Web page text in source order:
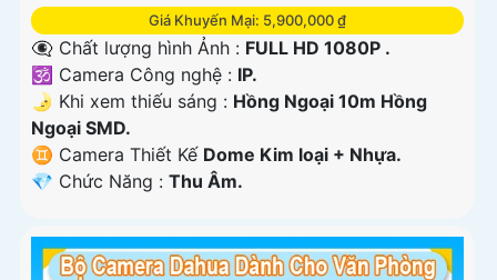
Giá Khuyến Mại: 5,900,000 ₫
👁️‍🗨 Chất lượng hình Ảnh : FULL HD 1080P .
🕉️ Camera Công nghệ : IP.
🌛 Khi xem thiếu sáng : Hồng Ngoại 10m Hồng
Ngoại SMD.
♊ Camera Thiết Kế Dome Kim loại + Nhựa.
️💎 Chức Năng : Thu Âm.